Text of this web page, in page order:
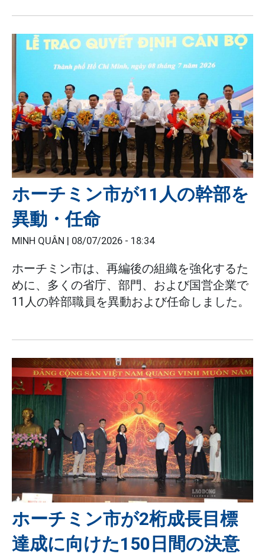
ホーチミン市が11人の幹部を
異動・任命
MINH QUÂN | 08/07/2026 - 18:34
ホーチミン市は、再編後の組織を強化するた
めに、多くの省庁、部門、および国営企業で
11人の幹部職員を異動および任命しました。
ホーチミン市が2桁成長目標
達成に向けた150日間の決意